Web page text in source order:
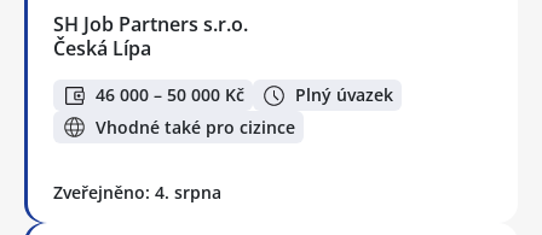
SH Job Partners s.r.o.
Česká Lípa
46 000 – 50 000 Kč
Plný úvazek
Vhodné také pro cizince
Zveřejněno: 4. srpna